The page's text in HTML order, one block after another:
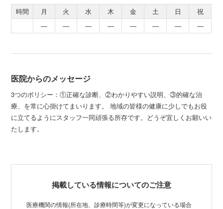
時間 月 火 水 木 金 土 日
祝
―
― ― ― ― ― ― ―
医院からのメッセージ
3つのポリシー：①正確な診断、②わかりやすい説明、③的確な治
療、を常に心掛けてまいります。 地域の皆様の健康に少しでもお役
に立てるようにスタッフ一同頑張る所存です。どうぞ宜しくお願いい
たします。
掲載している情報についてのご注意
医療機関の情報(所在地、診療時間等)が変更になっている場合